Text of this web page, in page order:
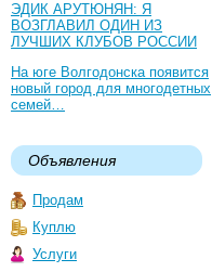
ЭДИК АРУТЮНЯН: Я
ВОЗГЛАВИЛ ОДИН ИЗ
ЛУЧШИХ КЛУБОВ РОССИИ
На юге Волгодонска появится
новый город для многодетных
семей…
Объявления
Продам
Куплю
Услуги